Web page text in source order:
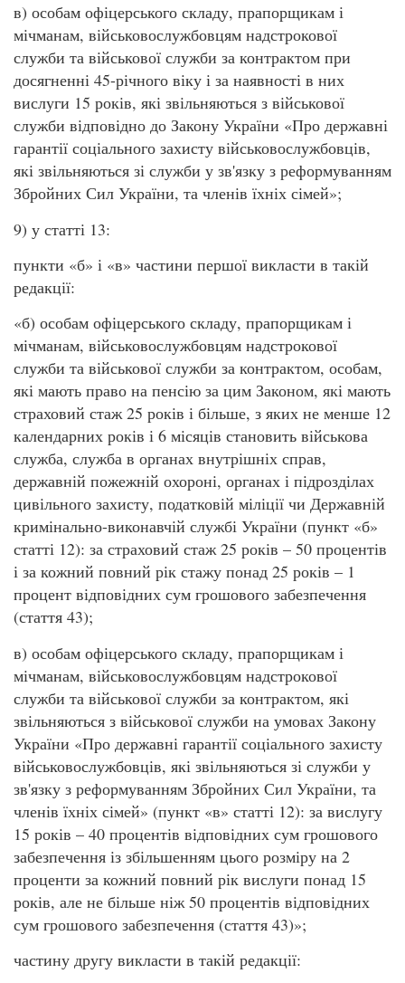
в) особам офіцерського складу, прапорщикам і
мічманам, військовослужбовцям надстрокової
служби та військової служби за контрактом при
досягненні 45-річного віку і за наявності в них
вислуги 15 років, які звільняються з військової
служби відповідно до Закону України «Про державні
гарантії соціального захисту військовослужбовців,
які звільняються зі служби у зв'язку з реформуванням
Збройних Сил України, та членів їхніх сімей»;
9) у статті 13:
пункти «б» і «в» частини першої викласти в такій
редакції:
«б) особам офіцерського складу, прапорщикам і
мічманам, військовослужбовцям надстрокової
служби та військової служби за контрактом, особам,
які мають право на пенсію за цим Законом, які мають
страховий стаж 25 років і більше, з яких не менше 12
календарних років і 6 місяців становить військова
служба, служба в органах внутрішніх справ,
державній пожежній охороні, органах і підрозділах
цивільного захисту, податковій міліції чи Державній
кримінально-виконавчій службі України (пункт «б»
статті 12): за страховий стаж 25 років – 50 процентів
і за кожний повний рік стажу понад 25 років – 1
процент відповідних сум грошового забезпечення
(стаття 43);
в) особам офіцерського складу, прапорщикам і
мічманам, військовослужбовцям надстрокової
служби та військової служби за контрактом, які
звільняються з військової служби на умовах Закону
України «Про державні гарантії соціального захисту
військовослужбовців, які звільняються зі служби у
зв'язку з реформуванням Збройних Сил України, та
членів їхніх сімей» (пункт «в» статті 12): за вислугу
15 років – 40 процентів відповідних сум грошового
забезпечення із збільшенням цього розміру на 2
проценти за кожний повний рік вислуги понад 15
років, але не більше ніж 50 процентів відповідних
сум грошового забезпечення (стаття 43)»;
частину другу викласти в такій редакції: